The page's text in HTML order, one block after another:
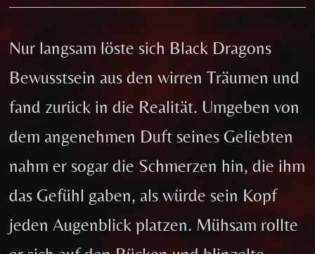
Nur langsam löste sich Black Dragons
Bewusstsein aus den wirren Träumen und
fand zurück in die Realität. Umgeben von
dem angenehmen Duft seines Geliebten
nahm er sogar die Schmerzen hin, die ihm
das Gefühl gaben, als würde sein Kopf
jeden Augenblick platzen. Mühsam rollte